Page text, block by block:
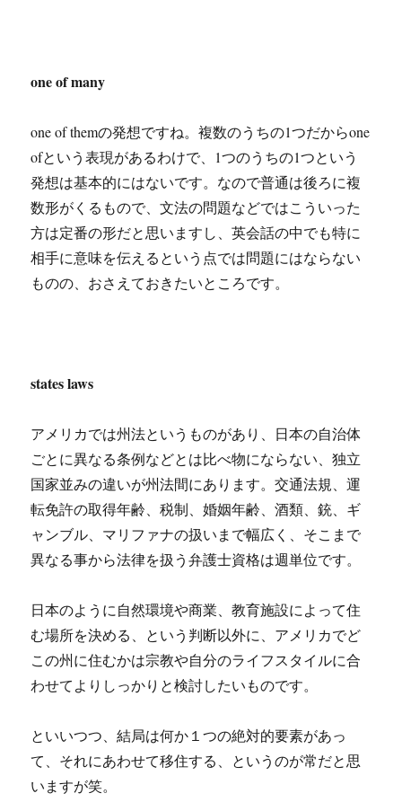
one of many
one of themの発想ですね。複数のうちの1つだからone
ofという表現があるわけで、1つのうちの1つという
発想は基本的にはないです。なので普通は後ろに複
数形がくるもので、文法の問題などではこういった
方は定番の形だと思いますし、英会話の中でも特に
相手に意味を伝えるという点では問題にはならない
ものの、おさえておきたいところです。
states laws
アメリカでは州法というものがあり、日本の自治体
ごとに異なる条例などとは比べ物にならない、独立
国家並みの違いが州法間にあります。交通法規、運
転免許の取得年齢、税制、婚姻年齢、酒類、銃、ギ
ャンブル、マリファナの扱いまで幅広く、そこまで
異なる事から法律を扱う弁護士資格は週単位です。
日本のように自然環境や商業、教育施設によって住
む場所を決める、という判断以外に、アメリカでど
この州に住むかは宗教や自分のライフスタイルに合
わせてよりしっかりと検討したいものです。
といいつつ、結局は何か１つの絶対的要素があっ
て、それにあわせて移住する、というのが常だと思
いますが笑。